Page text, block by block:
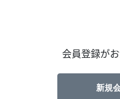
会員登録が
新規